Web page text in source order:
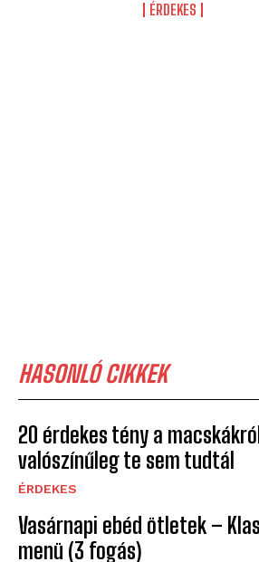
ÉRDEKES
HASONLÓ CIKKEK
20 érdekes tény a
valószínűleg te sem tudtál
ÉRDEKES
Vasárnapi ebéd ötletek –
menü (3 fogás)